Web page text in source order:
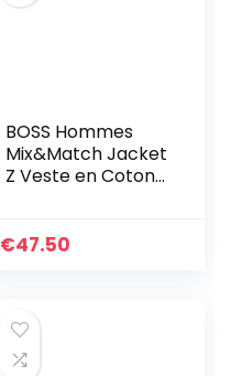
BOSS Hommes
Mix&Match Jacket
Z Veste en Coton
€47.50